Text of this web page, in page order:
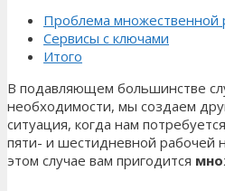
Проблема множественной
Сервисы с ключами
Итого
В подавляющем большинстве
необходимости, мы создаем
ситуация, когда нам
пяти- и шестидневной рабочей
этом случае вам пригодится